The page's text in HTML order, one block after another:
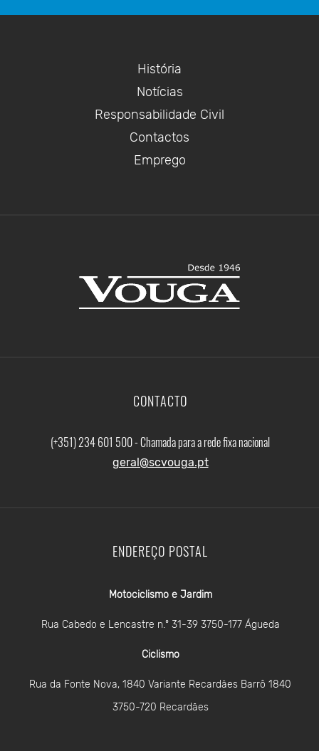
História
Notícias
Responsabilidade Civil
Contactos
Emprego
CONTACTO
(+351) 234 601 500 - Chamada para a rede fixa nacional
geral@scvouga.pt
ENDEREÇO POSTAL
Motociclismo e Jardim
Rua Cabedo e Lencastre n.º 31-39 3750-177 Águeda
Ciclismo
Rua da Fonte Nova, 1840 Variante Recardães Barrô 1840
3750-720 Recardães